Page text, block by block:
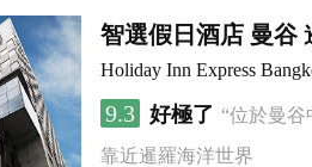
智選假日酒店 曼谷
Holiday Inn Express
9.3 好極了 “位於曼
靠近暹羅海洋世界